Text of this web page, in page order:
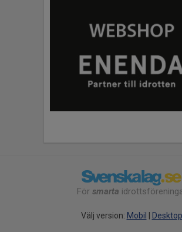
För smarta
Välj version: Mobil Desktop